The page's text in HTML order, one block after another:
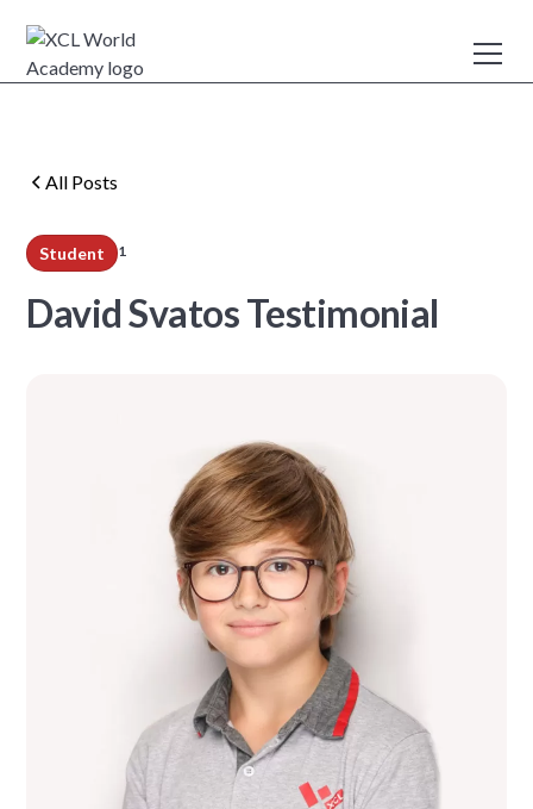
All Posts
Student 1
David Svatos Testimonial